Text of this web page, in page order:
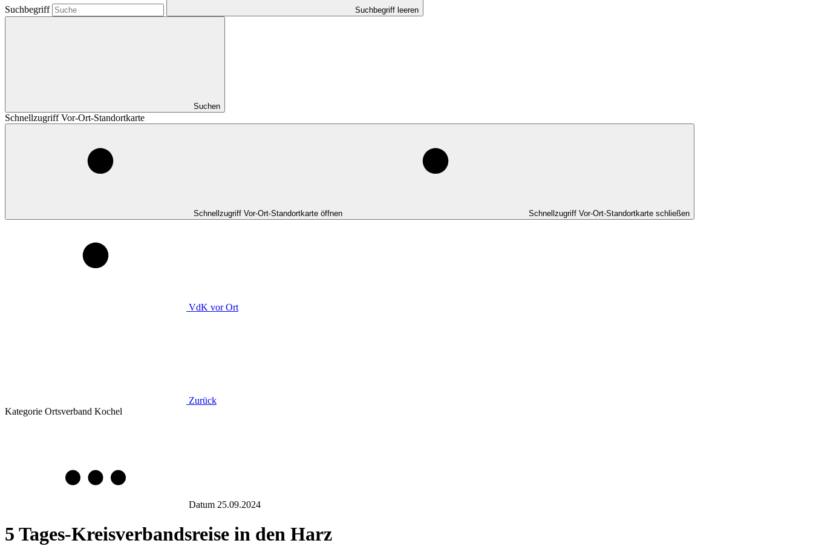
Suchbegriff Suchbegriff leeren
Suchen
Schnellzugriff Vor-Ort-Standortkarte
Schnellzugriff Vor-Ort-Standortkarte öffnen Schnellzugriff Vor-Ort-Standortkarte schließen
VdK vor Ort
Zurück
Kategorie Ortsverband Kochel
Datum 25.09.2024
5 Tages-Kreisverbandsreise in den Harz